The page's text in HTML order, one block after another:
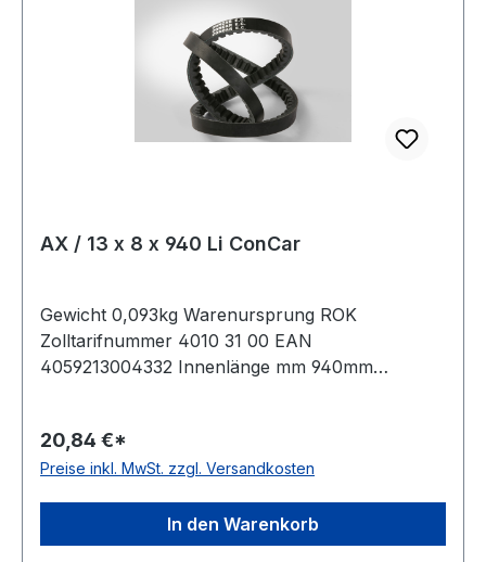
AX / 13 x 8 x 940 Li ConCar
Gewicht 0,093kg Warenursprung ROK
Zolltarifnummer 4010 31 00 EAN
4059213004332 Innenlänge mm 940mm
Ausführung flankenoffen, formgezahnt
antistatisch ja Norm DIN 2215 Material Neoprene
20,84 €*
Preise inkl. MwSt. zzgl. Versandkosten
In den Warenkorb